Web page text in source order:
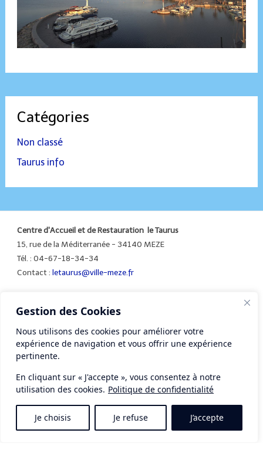
Gestion des Cookies
Nous utilisons des cookies pour améliorer votre
expérience de navigation et vous offrir une expérience
pertinente.
En cliquant sur « J'accepte », vous consentez à notre
utilisation des cookies. Politique de confidentialité
Je choisis Je refuse J’accepte
Catégories
Non classé
Taurus info
Centre d'Accueil et de Restauration le Taurus
15, rue de la Méditerranée - 34140 MEZE
Tél. : 04-67-18-34-34
Contact : letaurus@ville-meze.fr